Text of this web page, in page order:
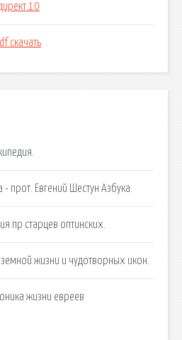
10
скачать
- прот. Евгений Шестун Азбука.
пр старцев оптинских.
жизни и чудотворных икон.
жизни евреев